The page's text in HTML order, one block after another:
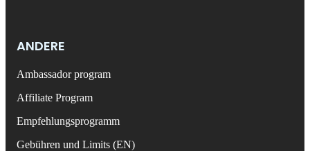
ANDERE
Ambassador program
Affiliate Program
Empfehlungsprogramm
Gebühren und Limits (EN)